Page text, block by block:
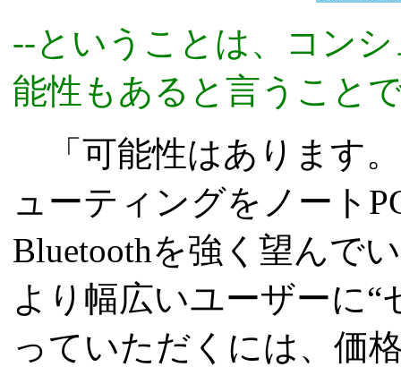
--ということは、コン
能性もあると言うこと
「可能性はあります
ューティングをノート
Bluetoothを強く望んで
より幅広いユーザーに“
っていただくには、価